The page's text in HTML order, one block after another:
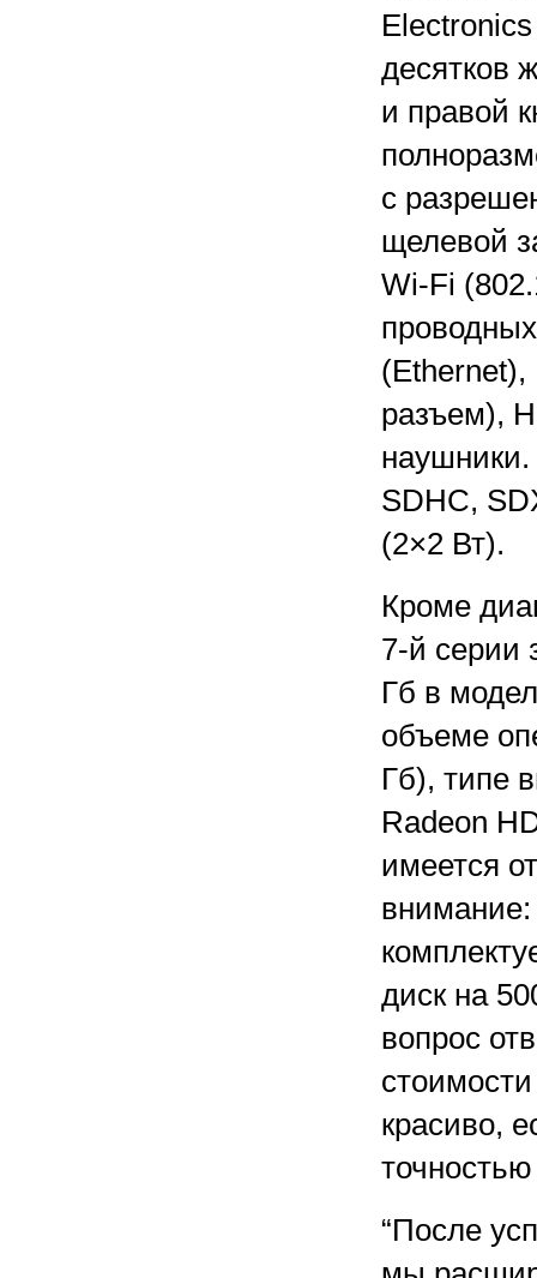
десятков
и правой
с
щелевой
Wi-Fi
(Ethernet),
разъем),
наушники.
SDHC,
(2×2 Вт).
Кроме
7-й серии
Гб в
объеме
Гб), типе
Radeon
имеется
диск на
вопрос
красиво,
“После